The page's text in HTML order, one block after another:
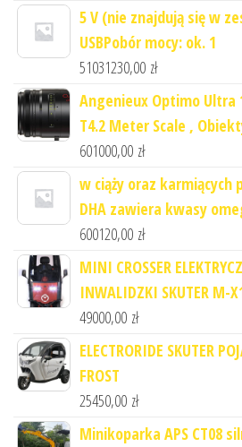
5 V (nie znajdują się w
USBPobór mocy: ok. 1
51031230,00 zł
Angenieux Optimo Ultra
T4.2 Meter Scale ,
601000,00 zł
w ciąży oraz karmiących
DHA zawiera kwasy
600120,00 zł
MINI CROSSER
INWALIDZKI SKUTER M-
49000,00 zł
ELECTRORIDE SKUTER
FROST
25450,00 zł
Minikoparka APS CT08